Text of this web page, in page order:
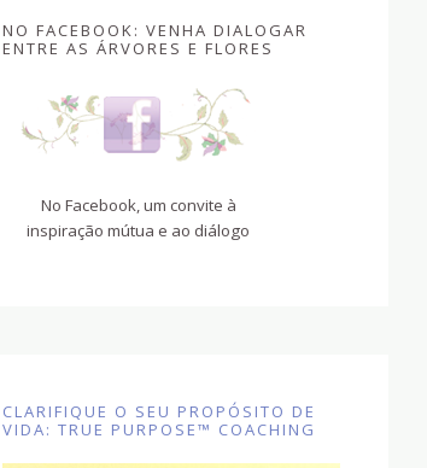
NO FACEBOOK: VENHA DIALOGAR
ENTRE AS ÁRVORES E FLORES
No Facebook, um convite à
inspiração mútua e ao diálogo
CLARIFIQUE O SEU PROPÓSITO DE
VIDA: TRUE PURPOSE™ COACHING